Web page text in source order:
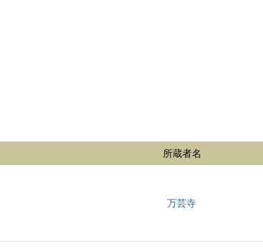
所蔵者名
万芸寺